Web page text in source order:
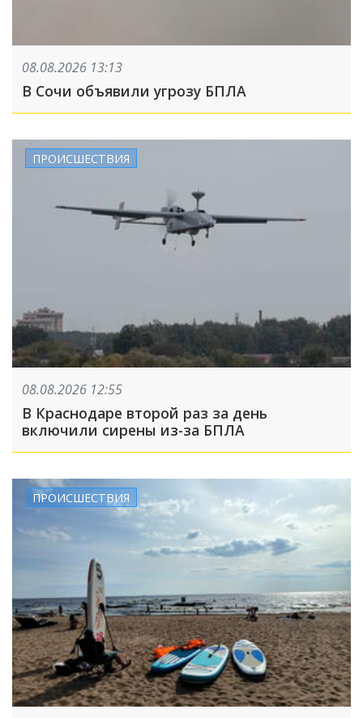
08.08.2026 13:13
В Сочи объявили угрозу БПЛА
ПРОИСШЕСТВИЯ
08.08.2026 12:55
В Краснодаре второй раз за день
включили сирены из-за БПЛА
ПРОИСШЕСТВИЯ